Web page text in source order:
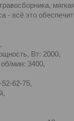
- всё это
Вт: 2000,
мин: 3400,
62-75,